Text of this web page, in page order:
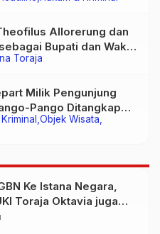
Toraja
Allorerung dan
Bupati dan Wakil
Terpilih
Objek Wisata
Milik Pengunjung
Pango Ditangkap
Ke Istana Negara,
Toraja Oktavia juga
Seni Mahasiswa